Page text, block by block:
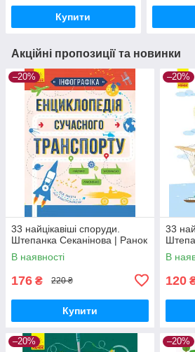
Купити
Акційні пропозиції та новинки
–20%
33 найцікавіші споруди.
Штепанка Секанінова | Ранок
В наявності
176 ₴ 220 ₴
Купити
–20%
33
В
120
–20% –20%